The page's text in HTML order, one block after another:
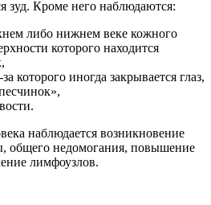
зуд. Кроме него наблюдаются:
либо нижнем веке кожного
которого находится
которого иногда закрывается глаз,
наблюдается возникновение
общего недомогания, повышение
лимфоузлов.